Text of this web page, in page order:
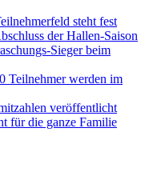
steht fest
der Hallen-Saison
Sieger beim
Teilnehmer werden im
veröffentlicht
für die ganze Familie